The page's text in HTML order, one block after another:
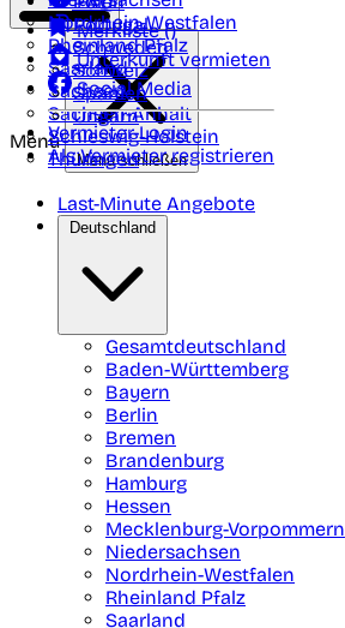
Nordrhein-Westfalen
Rheinland Pfalz
Saarland
Sachsen
Sachsen-Anhalt
Schleswig-Holstein
Thüringen
Portugal
Schweden
Schweiz
Spanien
Ungarn
Merkliste ()
Unterkunft vermieten
Social Media
Vermieter-Login
Als Vermieter registrieren
Menü
Menü schließen
Last-Minute Angebote
Deutschland
Gesamtdeutschland
Baden-Württemberg
Bayern
Berlin
Bremen
Brandenburg
Hamburg
Hessen
Mecklenburg-Vorpommern
Niedersachsen
Nordrhein-Westfalen
Rheinland Pfalz
Saarland